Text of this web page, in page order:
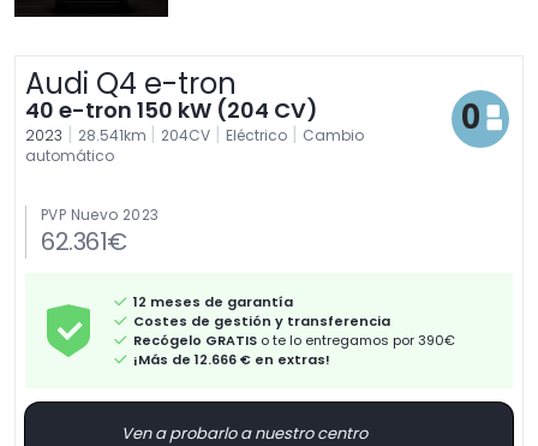
Audi Q4 e-tron
40 e-tron 150 kW (204 CV)
2023 | 28.541km | 204CV | Eléctrico | Cambio
automático
PVP Nuevo 2023
62.361€
12 meses de garantía
Costes de gestión y transferencia
Recógelo GRATIS o te lo entregamos por 390€
¡Más de 12.666 € en extras!
Ven a probarlo a nuestro centro